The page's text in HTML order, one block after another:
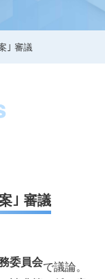
｣ 審議
｣ 審議
委員会で議論。